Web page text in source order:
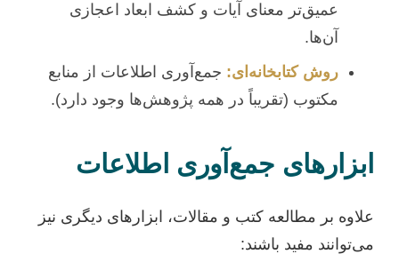
عمیق‌تر معنای آیات و کشف ابعاد اعجازی
آن‌ها.
روش کتابخانه‌ای: جمع‌آوری اطلاعات از منابع
مکتوب (تقریباً در همه پژوهش‌ها وجود دارد).
ابزارهای جمع‌آوری اطلاعات
علاوه بر مطالعه کتب و مقالات، ابزارهای دیگری نیز
می‌توانند مفید باشند: